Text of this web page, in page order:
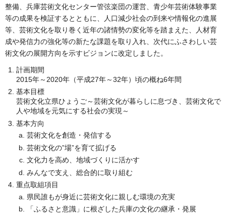
整備、兵庫芸術文化センター管弦楽団の運営、青少年芸術体験事業
等の成果を検証するとともに、人口減少社会の到来や情報化の進展
等、芸術文化を取り巻く近年の諸情勢の変化等を踏まえた、人材育
成や発信力の強化等の新たな課題を取り入れ、次代にふさわしい芸
術文化の展開方向を示すビジョンに改定しました。
計画期間
2015年～2020年（平成27年～32年）頃の概ね6年間
基本目標
芸術文化立県ひょうご～芸術文化が暮らしに息づき、芸術文化で
人や地域を元気にする社会の実現～
基本方向
芸術文化を創造・発信する
芸術文化の”場”を育て拡げる
文化力を高め、地域づくりに活かす
みんなで支え、総合的に取り組む
重点取組項目
県民誰もが身近に芸術文化に親しむ環境の充実
「ふるさと意識」に根ざした兵庫の文化の継承・発展